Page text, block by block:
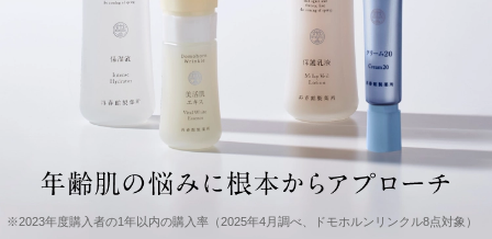
※2023年度購入者の1年以内の購入率（2025年4月調べ、ドモホルンリンクル8点対象）